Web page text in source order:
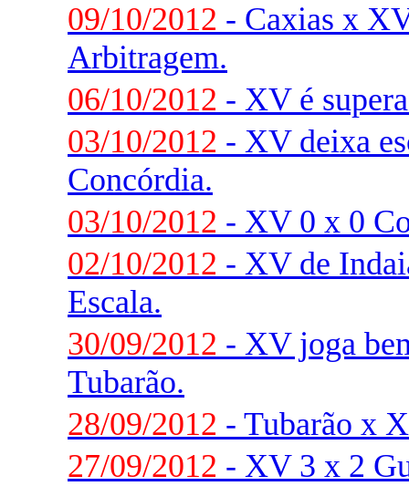
09/10/2012 - Caxias x
Arbitragem.
06/10/2012 - XV é
03/10/2012 - XV deixa
Concórdia.
03/10/2012 - XV 0 x 0
02/10/2012 - XV de
Escala.
30/09/2012 - XV joga
Tubarão.
28/09/2012 - Tubarão x
27/09/2012 - XV 3 x 2